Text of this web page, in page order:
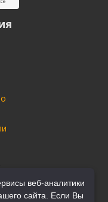
35У
749-70-70
веб-аналитики
сайта. Если Вы